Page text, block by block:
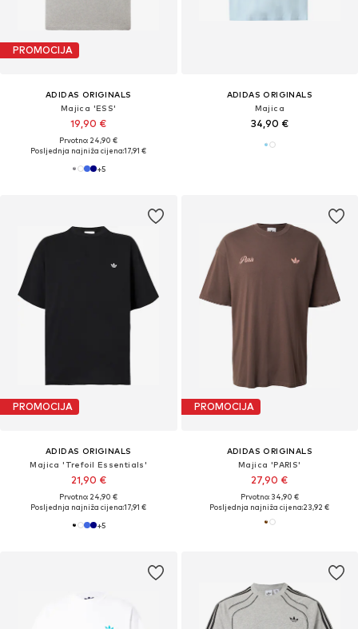
PROMOCIJA
ADIDAS ORIGINALS
Majica 'ESS'
19,90 €
Prvotno: 24,90 €
Posljednja najniža cijena:17,91 €
+5
ADIDAS ORIGINALS
Majica
34,90 €
PROMOCIJA
ADIDAS ORIGINALS
Majica 'Trefoil Essentials'
21,90 €
Prvotno: 24,90 €
Posljednja najniža cijena:17,91 €
+5
PROMOCIJA
ADIDAS ORIGINALS
Majica 'PARIS'
27,90 €
Prvotno: 34,90 €
Posljednja najniža cijena:23,92 €